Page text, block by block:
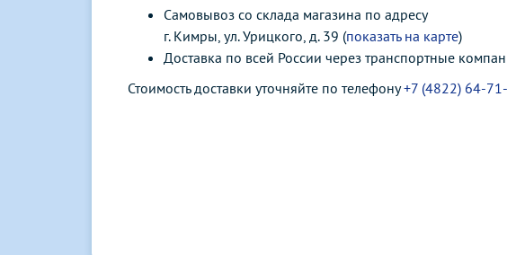
Самовывоз со склада магазина по адресу
г. Кимры, ул. Урицкого, д. 39 (показать на карте)
Доставка по всей России через транспортные
Стоимость доставки уточняйте по телефону+7 (4822) 64-